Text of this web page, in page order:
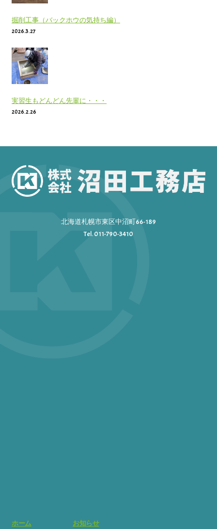
掘削工事（バックホウの気持ち編）
2026.3.27
実習生もどんどん先輩に・・・
2026.2.26
北海道札幌市東区中沼町66-189
Tel. 011-790-3410
ホーム お知らせ